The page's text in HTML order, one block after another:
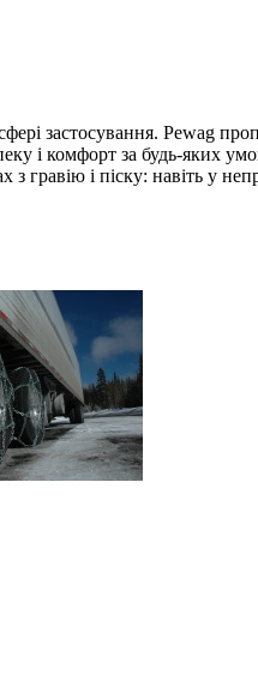
застосування. Рewag
і комфорт за будь-яких
і піску: навіть у